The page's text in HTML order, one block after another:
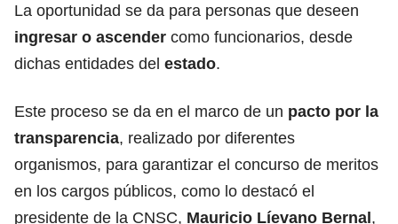
La oportunidad se da para personas que deseen
ingresar o ascender como funcionarios, desde
dichas entidades del estado.
Este proceso se da en el marco de un pacto por la
transparencia, realizado por diferentes
organismos, para garantizar el concurso de meritos
en los cargos públicos, como lo destacó el
presidente de la CNSC, Mauricio Líevano Bernal,